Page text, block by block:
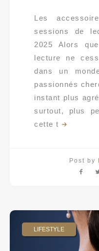
Les
sessions de
2025 Alors
lecture ne
dans un
passionnés
instant plus
surtout, plus
cette t
Post by
LIFESTYLE